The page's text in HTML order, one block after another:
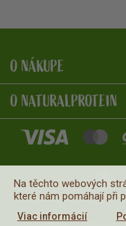
O NÁKUPE
O NATURALPROTEIN
Na těchto webových
které nám pomáhají při
Viac informácií